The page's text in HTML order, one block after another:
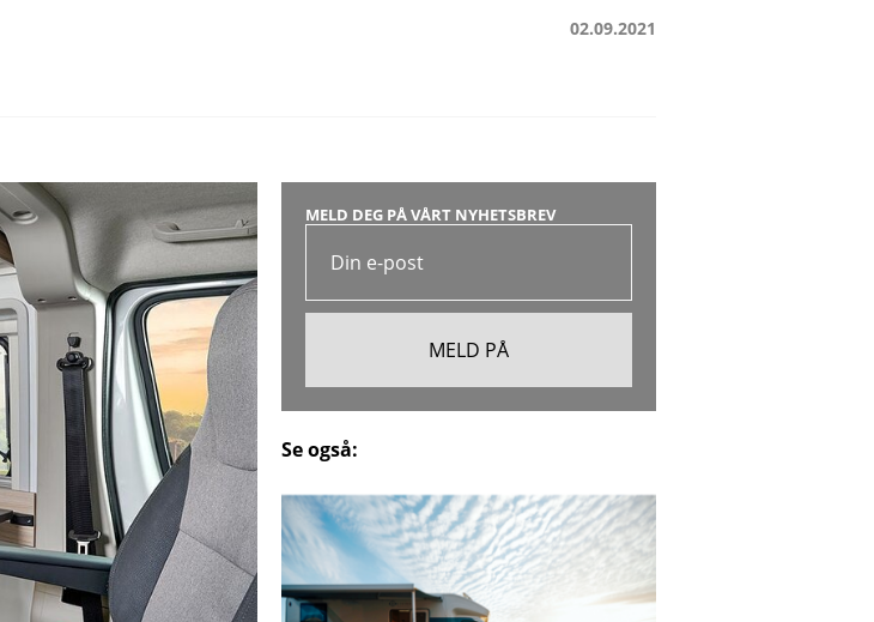
02.09.2021
MELD DEG PÅ VÅRT NYHETSBREV
Se også: